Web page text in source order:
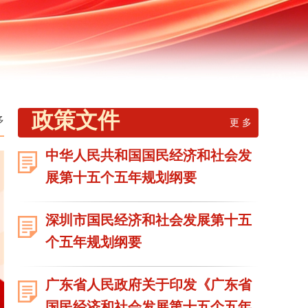
政策文件 更 多
中华人民共和国国民经济和社会发
展第十五个五年规划纲要
深圳市国民经济和社会发展第十五
个五年规划纲要
广东省人民政府关于印发《广东省